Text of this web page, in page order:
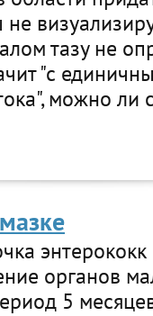
тазу не
"с
можно ли
органов
5